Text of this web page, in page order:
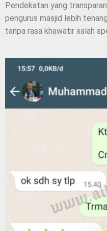
Pendekatan yang
pengurus masjid lebih
tanpa rasa khawatir salah